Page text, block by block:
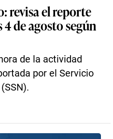
revisa el reporte
de agosto según
de la actividad
por el Servicio